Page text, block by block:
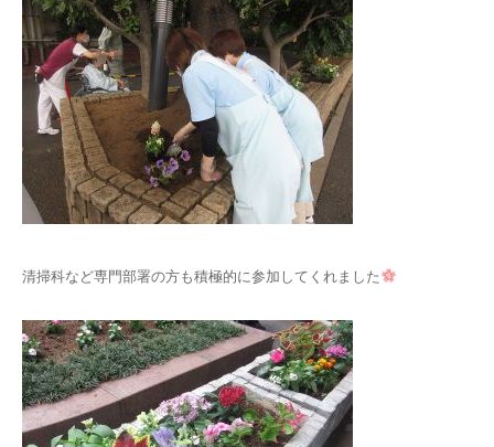
清掃科など専門部署の方も積極的に参加してくれました